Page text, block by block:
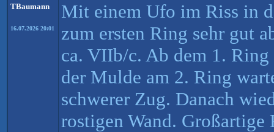
TBaumann
16.07.2026 20:01
Mit einem Ufo im Riss in
zum ersten Ring sehr gut
ca. VIIb/c. Ab dem 1.
der Mulde am 2. Ring
schwerer Zug. Danach
rostigen Wand. Großartige